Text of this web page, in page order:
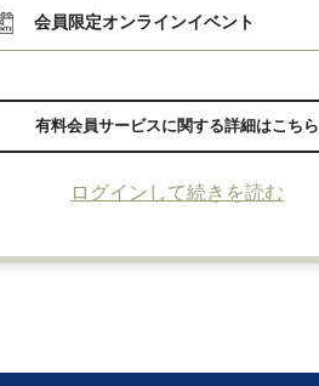
会員限定オンラインイベント
有料会員サービスに関する詳細はこちら
ログインして続きを読む